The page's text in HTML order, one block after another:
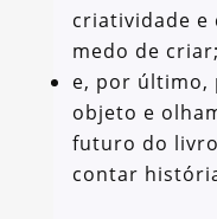
criatividade
medo de criar;
e, por último,
objeto e
futuro do
contar